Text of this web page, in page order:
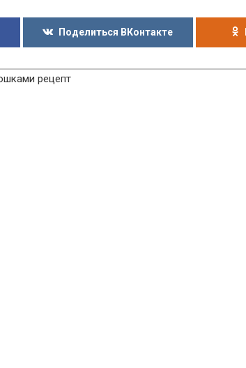
Поделиться ВКонтакте